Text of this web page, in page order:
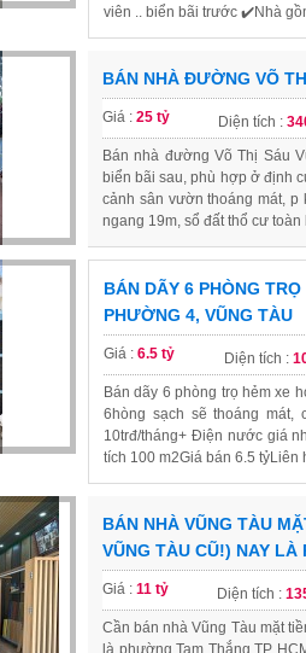
viên .. biển bãi trước ✔️Nhà
BÁN NHÀ ĐƯỜNG VÕ
Giá : 25 tỷ Diện tích :
Bán nhà đường Võ Thị Sáu
biển bãi sau, phù hợp ở định
cảnh sân vườn thoáng mát, p
ngang 19m, sổ đất thổ cư
BÁN DÃY 6 PHÒNG
PHƯỜNG 4, VŨNG TÀU
Giá : 6.5 tỷ Diện tích :
Bán dãy 6 phòng trọ hẻm xe
6hòng sạch sẽ thoáng mát,
10trđ/tháng+ Điện nước giá
tích 100 m2Giá bán 6.5 tỷLiên
BÁN NHÀ VŨNG TÀU
VŨNG TÀU CŨ!) NAY LÀ
Giá : 11 tỷ Diện tích :
Cần bán nhà Vũng Tàu mặt
là phường Tam Thắng TP